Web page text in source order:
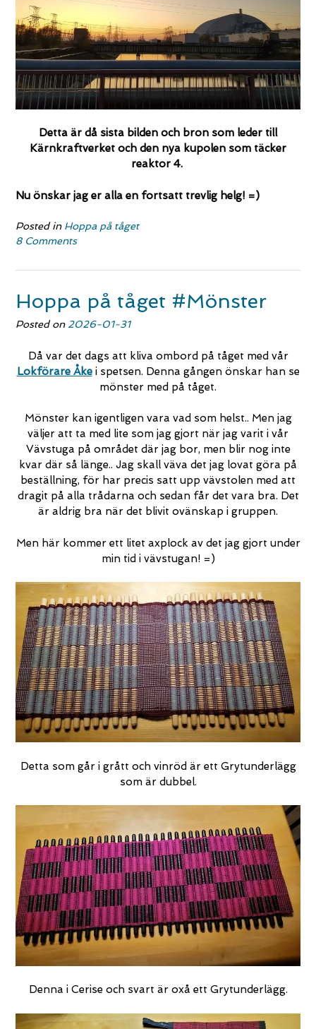
Detta är då sista bilden och bron som leder till
Kärnkraftverket och den nya kupolen som täcker
reaktor 4.
Nu önskar jag er alla en fortsatt trevlig helg! =)
Posted in Hoppa på tåget
8 Comments
Hoppa på tåget #Mönster
Posted on 2026-01-31
Då var det dags att kliva ombord på tåget med vår
Lokförare Åke i spetsen. Denna gången önskar han se
mönster med på tåget.
Mönster kan igentligen vara vad som helst.. Men jag
väljer att ta med lite som jag gjort när jag varit i vår
Vävstuga på området där jag bor, men blir nog inte
kvar där så länge.. Jag skall väva det jag lovat göra på
beställning, för har precis satt upp vävstolen med att
dragit på alla trådarna och sedan får det vara bra. Det
är aldrig bra när det blivit ovänskap i gruppen.
Men här kommer ett litet axplock av det jag gjort under
min tid i vävstugan! =)
Detta som går i grått och vinröd är ett Grytunderlägg
som är dubbel.
Denna i Cerise och svart är oxå ett Grytunderlägg.